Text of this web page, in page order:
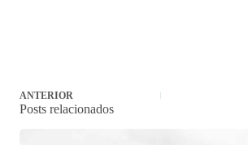
ANTERIOR
Posts relacionados